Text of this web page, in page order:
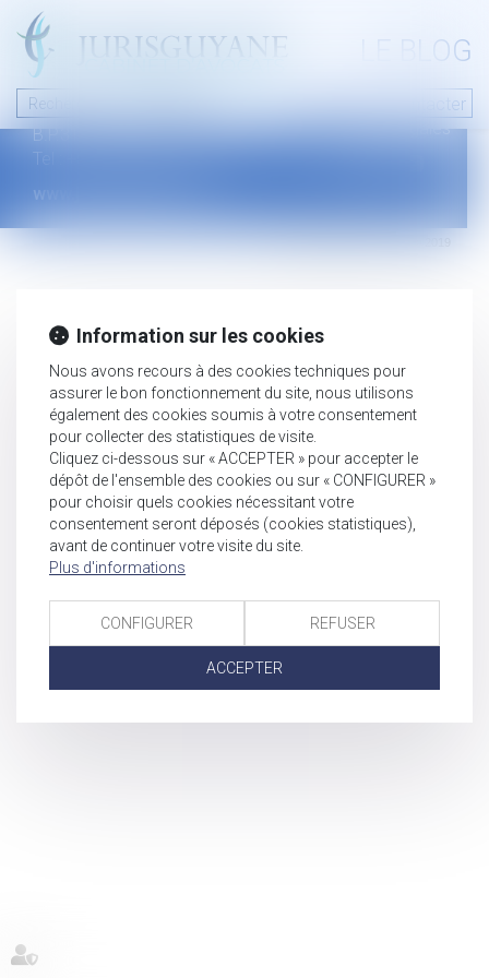
LE BLOG
Nous contacter
46 avenue de la liberté
B.P.315 - 97327 Cayenne Cedex
Tel : +594 594 29 45 35
www.jurisguyane.com
Mentions légales
Information sur les cookies
Nous avons recours à des cookies techniques pour
assurer le bon fonctionnement du site, nous utilisons
également des cookies soumis à votre consentement
pour collecter des statistiques de visite.
Cliquez ci-dessous sur « ACCEPTER » pour accepter le
dépôt de l'ensemble des cookies ou sur « CONFIGURER »
pour choisir quels cookies nécessitant votre
consentement seront déposés (cookies statistiques),
avant de continuer votre visite du site.
Plus d'informations
CONFIGURER REFUSER
ACCEPTER